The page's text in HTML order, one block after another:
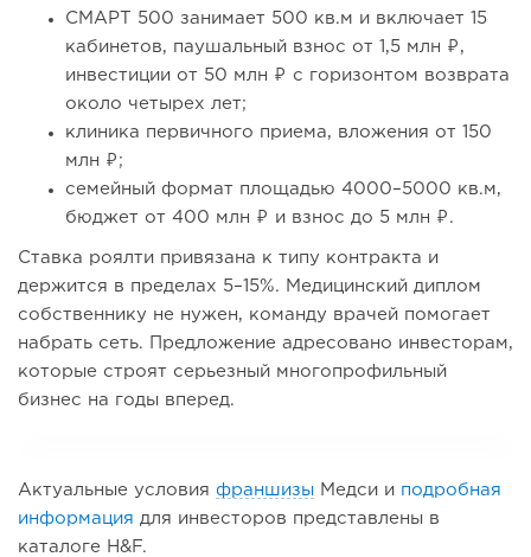
СМАРТ 500 занимает 500 кв.м и включает 15
кабинетов, паушальный взнос от 1,5 млн ₽,
инвестиции от 50 млн ₽ с горизонтом возврата
около четырех лет;
клиника первичного приема, вложения от 150
млн ₽;
семейный формат площадью 4000–5000 кв.м,
бюджет от 400 млн ₽ и взнос до 5 млн ₽.
Ставка роялти привязана к типу контракта и
держится в пределах 5–15%. Медицинский диплом
собственнику не нужен, команду врачей помогает
набрать сеть. Предложение адресовано инвесторам,
которые строят серьезный многопрофильный
бизнес на годы вперед.
Актуальные условия франшизы Медси и подробная
информация для инвесторов представлены в
каталоге H&F.